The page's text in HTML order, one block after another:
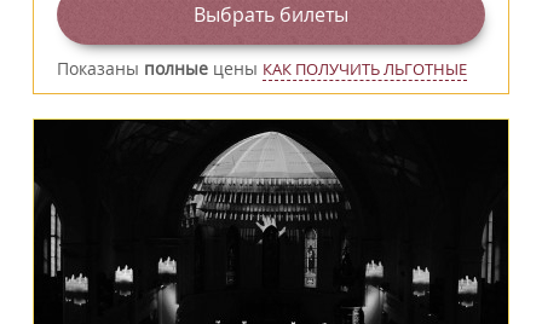
Выбрать билеты
Показаны полные цены КАК ПОЛУЧИТЬ ЛЬГОТНЫЕ